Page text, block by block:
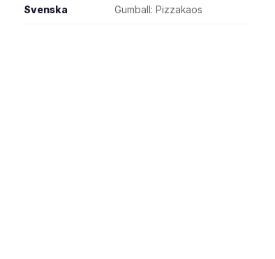
Svenska Gumball: Pizzakaos